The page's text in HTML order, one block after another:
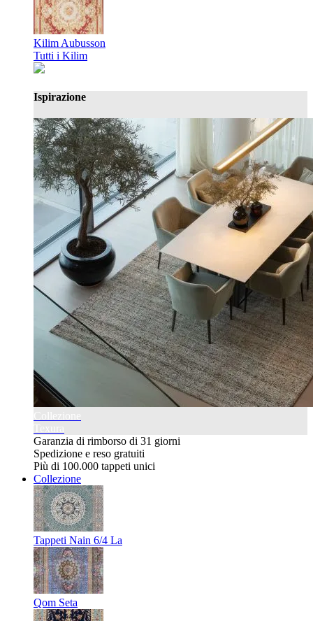
Kilim Aubusson
Tutti i Kilim
Ispirazione
Garanzia di rimborso di 31 giorni
Spedizione e reso gratuiti
Più di 100.000 tappeti unici
Collezione
Tappeti Nain 6/4 La
Qom Seta